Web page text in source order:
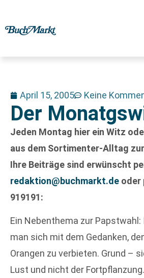
April 15, 2005 Keine
Der
Jeden Montag hier ein Witz
aus dem Sortimenter-Alltag
Ihre Beiträge sind erwünscht
redaktion@buchmarkt.de oder
919191:
Ein Nebenthema zur
man sich mit dem Gedanken,
Orangen zu verbieten. Grund –
Lust und nicht der Fortpflanzung.